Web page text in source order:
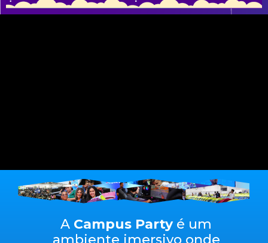
A Campus Partyé um
ambiente imersivo onde